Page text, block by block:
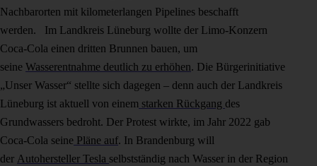
Nachbarorten mit kilometerlangen Pipelines beschafft
werden. Im Landkreis Lüneburg wollte der Limo-Konzern
Coca-Cola einen dritten Brunnen bauen, um
seine Wasserentnahme deutlich zu erhöhen. Die Bürgerinitiative
„Unser Wasser“ stellte sich dagegen – denn auch der Landkreis
Lüneburg ist aktuell von einem starken Rückgang des
Grundwassers bedroht. Der Protest wirkte, im Jahr 2022 gab
Coca-Cola seine Pläne auf. In Brandenburg will
der Autohersteller Tesla selbstständig nach Wasser in der Region